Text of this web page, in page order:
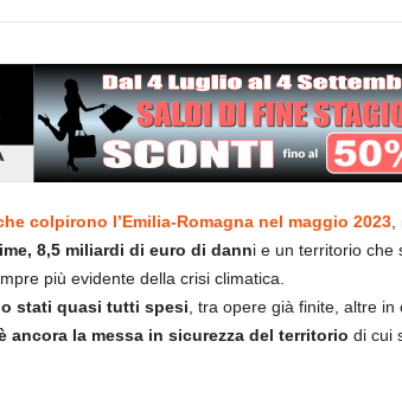
colpirono l’Emilia-Romagna nel maggio 2023,
8,5 miliardi di euro di danni e un territorio che
più evidente della crisi climatica.
stati quasi tutti spesi , tra opere già finite, altre in
ancora la messa in sicurezza del territorio di cui